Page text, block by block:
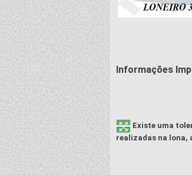
Informações
Existe uma
realizadas na lona,